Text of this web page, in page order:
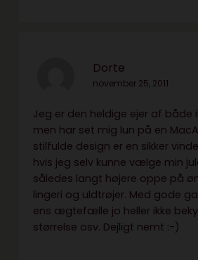
Dorte
november 25, 2011
Jeg er den heldige ejer af både
men har set mig lun på en
stilfulde design er en sikker
hvis jeg selv kunne vælge min
således langt højere oppe på
lingeri og uldtrøjer. Med gode
ens ægtefælle jo heller ikke
størrelse osv. Dejligt nemt :-)